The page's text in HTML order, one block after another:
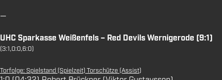
—
UHC Sparkasse Weißenfels – Red Devils Wernigerode (9:1)
(3:1,0:0,6:0)
Torfolge: Spielstand (Spielzeit) Torschütze (Assist)